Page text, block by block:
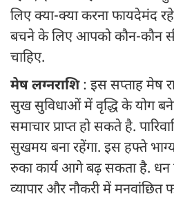
लिए क्या-क्या करना फायदेमंद
बचने के लिए आपको कौन-कौन सी
चाहिए.
मेष लग्नराशि: इस सप्ताह मेष
सुख सुविधाओं में वृद्धि के योग बनेगे.
समाचार प्राप्त हो सकते है.
सुखमय बना रहेंगा. इस हफ्ते
रुका कार्य आगे बढ़ सकता है. धन
व्यापार और नौकरी में मनवांछित